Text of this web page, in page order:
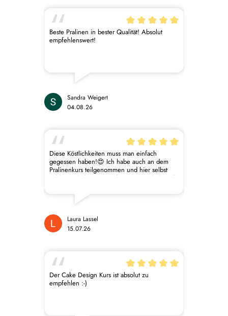
Beste Pralinen in bester Qualität! Absolut
empfehlenswert!
Sandra Weigert
04.08.26
Diese Köstlichkeiten muss man einfach
gegessen haben!😍 Ich habe auch an dem
Pralinenkurs teilgenommen und hier selbst
erfahren dürfen, wie aufwändig und liebevoll
Ganz große Empfehlung!
Laura Lassel
15.07.26
Der Cake Design Kurs ist absolut zu
empfehlen :-)